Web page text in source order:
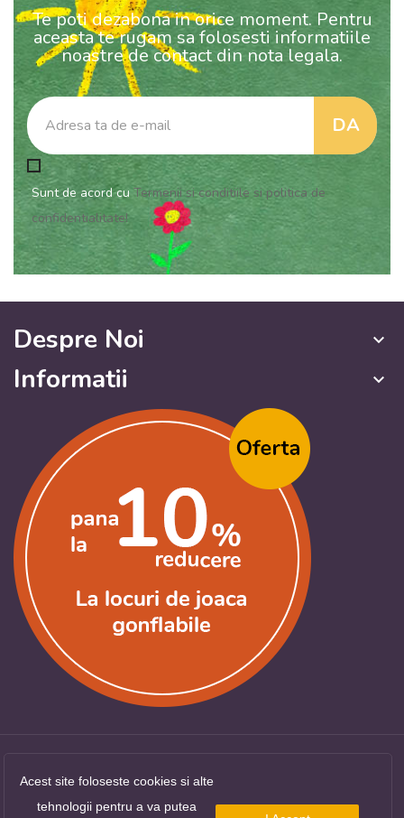
Te poti dezabona in orice moment. Pentru
aceasta te rugam sa folosesti informatiile
noastre de contact din nota legala.
Sunt de acord cuTermenii si conditiile si politica de
confidentialitate!
Despre Noi keyboard_arrow_down
Informatii keyboard_arrow_down
Acest site foloseste cookies si alte
tehnologii pentru a va putea
Copyright ©LocuriDeJoaca.com